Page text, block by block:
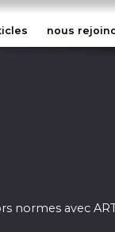
nous
normes avec